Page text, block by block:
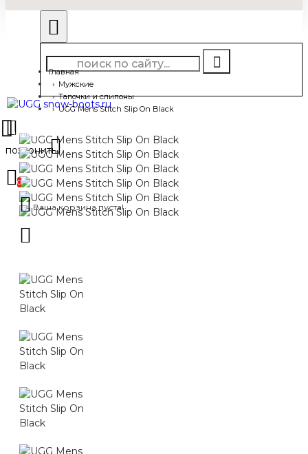
0
Ваша корзина пуста!
Главная
Мужские
Тапочки и слипоны
UGG Mens Stitch Slip On Black